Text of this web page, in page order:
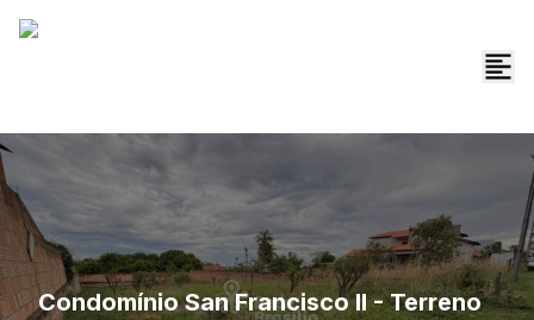
Condomínio San Francisco II - Terreno